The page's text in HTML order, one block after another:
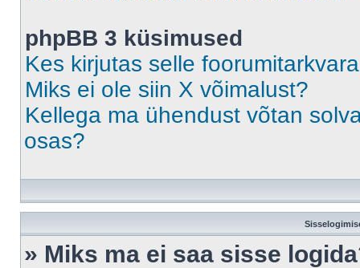
phpBB 3 küsimused
Kes kirjutas selle
Miks ei ole siin X võimalust?
Kellega ma ühendust võtan
osas?
» Miks ma ei saa sisse